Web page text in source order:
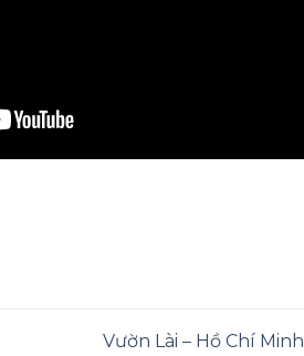
Vườn Lài – Hồ Chí Minh